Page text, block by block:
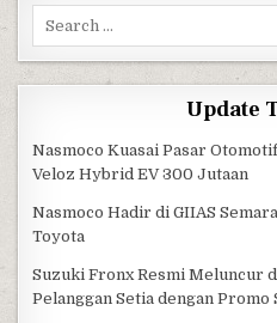
Search for:
Update
Nasmoco Kuasai Pasar
Veloz Hybrid EV 300 Jutaan
Nasmoco Hadir di GIIAS
Toyota
Suzuki Fronx Resmi Meluncur
Pelanggan Setia dengan Promo